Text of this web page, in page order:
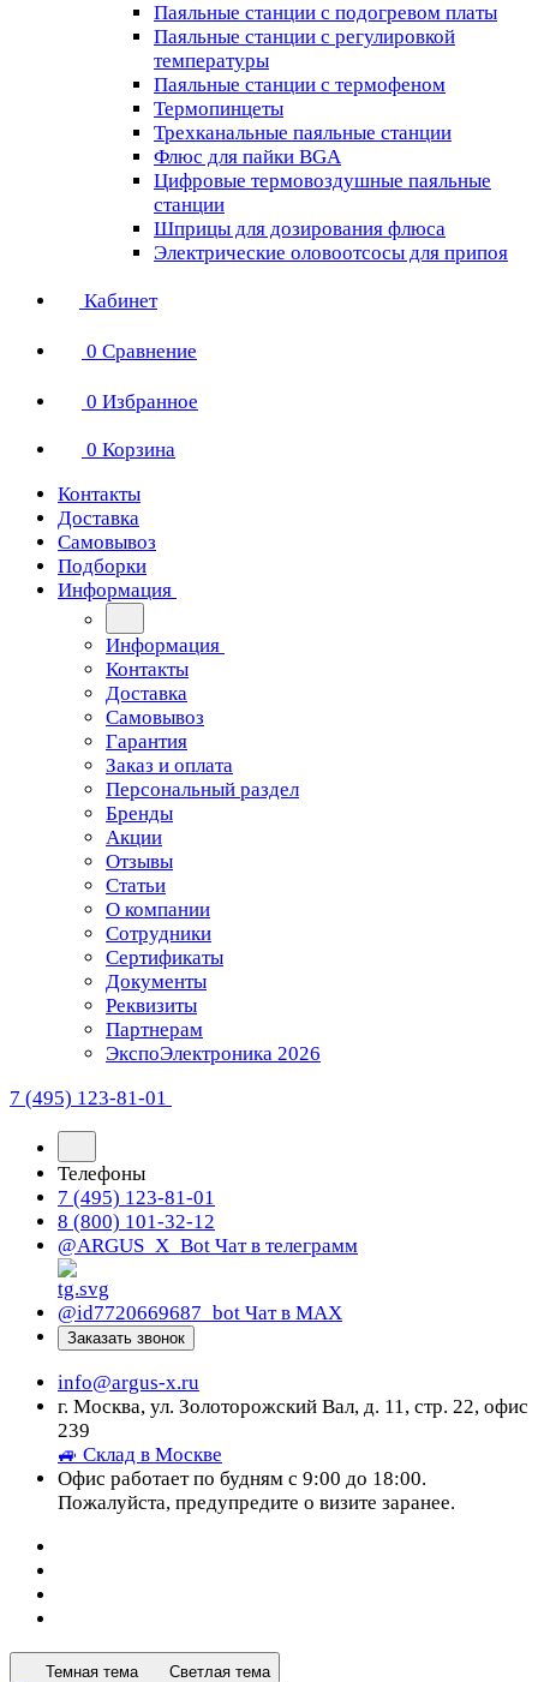
Паяльные станции с подогревом платы
Паяльные станции с регулировкой
температуры
Паяльные станции с термофеном
Термопинцеты
Трехканальные паяльные станции
Флюс для пайки BGA
Цифровые термовоздушные паяльные
станции
Шприцы для дозирования флюса
Электрические оловоотсосы для припоя
Кабинет
0 Сравнение
0 Избранное
0 Корзина
Контакты
Доставка
Самовывоз
Подборки
Информация
Информация
Контакты
Доставка
Самовывоз
Гарантия
Заказ и оплата
Персональный раздел
Бренды
Акции
Отзывы
Статьи
О компании
Сотрудники
Сертификаты
Документы
Реквизиты
Партнерам
ЭкспоЭлектроника 2026
7 (495) 123-81-01
Телефоны
7 (495) 123-81-01
8 (800) 101-32-12
@ARGUS_X_Bot Чат в телеграмм
@id7720669687_bot Чат в МАХ
Заказать звонок
info@argus-x.ru
г. Москва, ул. Золоторожский Вал, д. 11, стр. 22, офис
239
🚙 Склад в Москве
Офис работает по будням с 9:00 до 18:00.
Пожалуйста, предупредите о визите заранее.
Темная тема Светлая тема